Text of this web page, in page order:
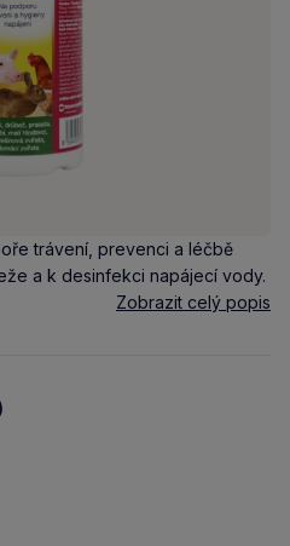
trávení, prevenci a léčbě
a k desinfekci napájecí vody.
Zobrazit celý popis